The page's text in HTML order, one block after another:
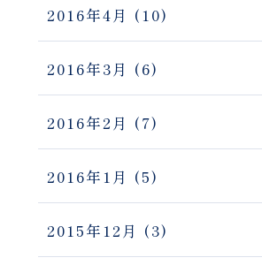
2016年4月 (10)
2016年3月 (6)
2016年2月 (7)
2016年1月 (5)
2015年12月 (3)